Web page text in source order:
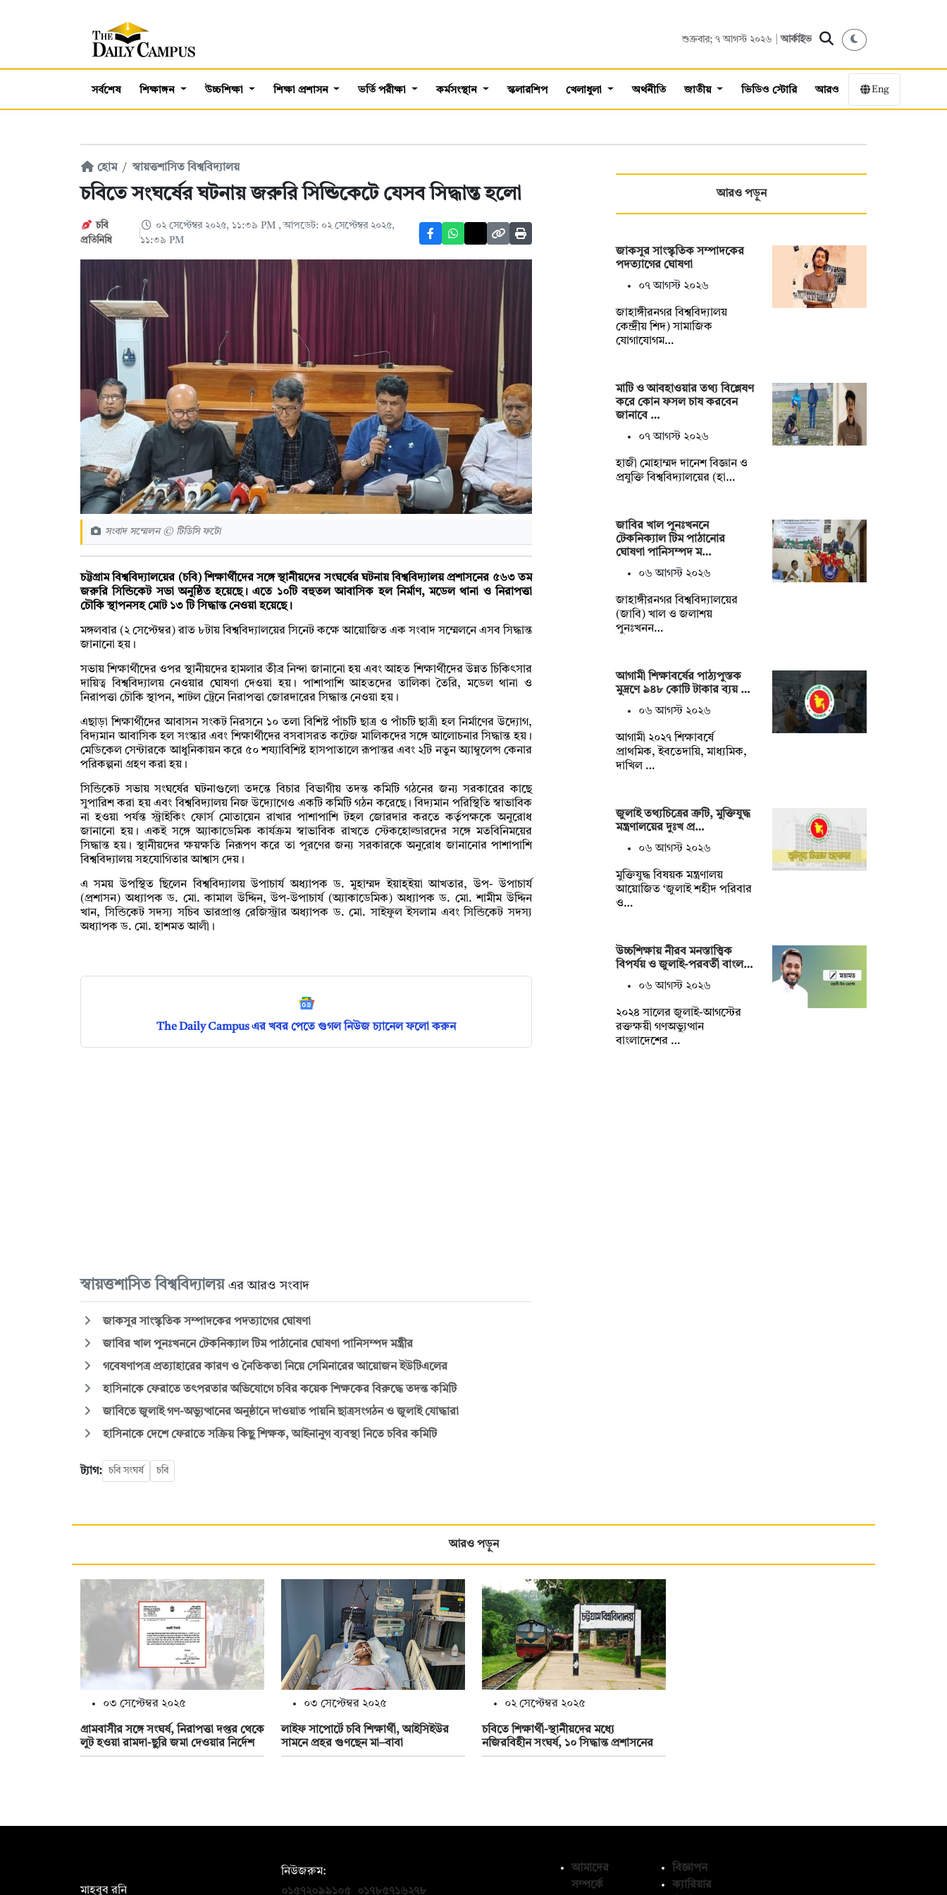
শুক্রবার; ৭ আগস্ট ২০২৬ |আর্কাইভ
সর্বশেষ শিক্ষাঙ্গন উচ্চশিক্ষা শিক্ষা প্রশাসন ভর্তি পরীক্ষা কর্মসংস্থান স্কলারশিপ খেলাধুলা অর্থনীতি জাতীয় ভিডিও স্টোরি আরও Eng
হোম স্বায়ত্তশাসিত বিশ্ববিদ্যালয়
চবিতে সংঘর্ষের ঘটনায় জরুরি সিন্ডিকেটে যেসব সিদ্ধান্ত হলো
চবি
প্রতিনিধি
০২ সেপ্টেম্বর ২০২৫, ১১:৩৯ PM , আপডেট: ০২ সেপ্টেম্বর ২০২৫,
১১:৩৯ PM
সংবাদ সম্মেলন © টিডিসি ফটো
চট্টগ্রাম বিশ্ববিদ্যালয়ের (চবি) শিক্ষার্থীদের সঙ্গে স্থানীয়দের সংঘর্ষের ঘটনায় বিশ্ববিদ্যালয় প্রশাসনের ৫৬৩ তম
জরুরি সিন্ডিকেট সভা অনুষ্ঠিত হয়েছে। এতে ১০টি বহুতল আবাসিক হল নির্মাণ, মডেল থানা ও নিরাপত্তা
চৌকি স্থাপনসহ মোট ১৩ টি সিদ্ধান্ত নেওয়া হয়েছে।
মঙ্গলবার (২ সেপ্টেম্বর) রাত ৮টায় বিশ্ববিদ্যালয়ের সিনেট কক্ষে আয়োজিত এক সংবাদ সম্মেলনে এসব সিদ্ধান্ত
জানানো হয়।
সভায় শিক্ষার্থীদের ওপর স্থানীয়দের হামলার তীব্র নিন্দা জানানো হয় এবং আহত শিক্ষার্থীদের উন্নত চিকিৎসার
দায়িত্ব বিশ্ববিদ্যালয় নেওয়ার ঘোষণা দেওয়া হয়। পাশাপাশি আহতদের তালিকা তৈরি, মডেল থানা ও
নিরাপত্তা চৌকি স্থাপন, শাটল ট্রেনে নিরাপত্তা জোরদারের সিদ্ধান্ত নেওয়া হয়।
এছাড়া শিক্ষার্থীদের আবাসন সংকট নিরসনে ১০ তলা বিশিষ্ট পাঁচটি ছাত্র ও পাঁচটি ছাত্রী হল নির্মাণের উদ্যোগ,
বিদ্যমান আবাসিক হল সংস্কার এবং শিক্ষার্থীদের বসবাসরত কটেজ মালিকদের সঙ্গে আলোচনার সিদ্ধান্ত হয়।
মেডিকেল সেন্টারকে আধুনিকায়ন করে ৫০ শয্যাবিশিষ্ট হাসপাতালে রূপান্তর এবং ২টি নতুন অ্যাম্বুলেন্স কেনার
পরিকল্পনা গ্রহণ করা হয়।
সিন্ডিকেট সভায় সংঘর্ষের ঘটনাগুলো তদন্তে বিচার বিভাগীয় তদন্ত কমিটি গঠনের জন্য সরকারের কাছে
সুপারিশ করা হয় এবং বিশ্ববিদ্যালয় নিজ উদ্যোগেও একটি কমিটি গঠন করেছে। বিদ্যমান পরিস্থিতি স্বাভাবিক
না হওয়া পর্যন্ত স্ট্রাইকিং ফোর্স মোতায়েন রাখার পাশাপাশি টহল জোরদার করতে কর্তৃপক্ষকে অনুরোধ
জানানো হয়। একই সঙ্গে অ্যাকাডেমিক কার্যক্রম স্বাভাবিক রাখতে স্টেকহোল্ডারদের সঙ্গে মতবিনিময়ের
সিদ্ধান্ত হয়। স্থানীয়দের ক্ষয়ক্ষতি নিরূপণ করে তা পূরণের জন্য সরকারকে অনুরোধ জানানোর পাশাপাশি
বিশ্ববিদ্যালয় সহযোগিতার আশ্বাস দেয়।
এ সময় উপস্থিত ছিলেন বিশ্ববিদ্যালয় উপাচার্য অধ্যাপক ড. মুহাম্মদ ইয়াহ্ইয়া আখতার, উপ- উপাচার্য
(প্রশাসন) অধ্যাপক ড. মো. কামাল উদ্দিন, উপ-উপাচার্য (অ্যাকাডেমিক) অধ্যাপক ড. মো. শামীম উদ্দিন
খান, সিন্ডিকেট সদস্য সচিব ভারপ্রাপ্ত রেজিস্ট্রার অধ্যাপক ড. মো. সাইফুল ইসলাম এবং সিন্ডিকেট সদস্য
অধ্যাপক ড. মো. হাশমত আলী।
The Daily Campus এর খবর পেতে গুগল নিউজ চ্যানেল ফলো করুন
স্বায়ত্তশাসিত বিশ্ববিদ্যালয় এর আরও সংবাদ
জাকসুর সাংস্কৃতিক সম্পাদকের পদত্যাগের ঘোষণা
জাবির খাল পুনঃখননে টেকনিক্যাল টিম পাঠানোর ঘোষণা পানিসম্পদ মন্ত্রীর
গবেষণাপত্র প্রত্যাহারের কারণ ও নৈতিকতা নিয়ে সেমিনারের আয়োজন ইউটিএলের
হাসিনাকে ফেরাতে তৎপরতার অভিযোগে চবির কয়েক শিক্ষকের বিরুদ্ধে তদন্ত কমিটি
জাবিতে জুলাই গণ-অভ্যুত্থানের অনুষ্ঠানে দাওয়াত পায়নি ছাত্রসংগঠন ও জুলাই যোদ্ধারা
হাসিনাকে দেশে ফেরাতে সক্রিয় কিছু শিক্ষক, আইনানুগ ব্যবস্থা নিতে চবির কমিটি
ট্যাগ: চবি সংঘর্ষ চবি
আরও পড়ুন
জাকসুর সাংস্কৃতিক সম্পাদকের
পদত্যাগের ঘোষণা
০৭ আগস্ট ২০২৬
‎জাহাঙ্গীরনগর বিশ্ববিদ্যালয়
কেন্দ্রীয় শিদ) সামাজিক
যোগাযোগম…
মাটি ও আবহাওয়ার তথ্য বিশ্লেষণ
করে কোন ফসল চাষ করবেন
জানাবে …
০৭ আগস্ট ২০২৬
হাজী মোহাম্মদ দানেশ বিজ্ঞান ও
প্রযুক্তি বিশ্ববিদ্যালয়ের (হা…
জাবির খাল পুনঃখননে
টেকনিক্যাল টিম পাঠানোর
ঘোষণা পানিসম্পদ ম…
০৬ আগস্ট ২০২৬
‎‎জাহাঙ্গীরনগর বিশ্ববিদ্যালয়ের
(জাবি) খাল ও জলাশয়
পুনঃখনন…
আগামী শিক্ষাবর্ষের পাঠ্যপুস্তক
মুদ্রণে ৯৪৮ কোটি টাকার ব্যয় …
০৬ আগস্ট ২০২৬
আগামী ২০২৭ শিক্ষাবর্ষে
প্রাথমিক, ইবতেদায়ি, মাধ্যমিক,
দাখিল …
জুলাই তথ্যচিত্রের ত্রুটি, মুক্তিযুদ্ধ
মন্ত্রণালয়ের দুঃখ প্র…
০৬ আগস্ট ২০২৬
মুক্তিযুদ্ধ বিষয়ক মন্ত্রণালয়
আয়োজিত ‘জুলাই শহীদ পরিবার
ও…
উচ্চশিক্ষায় নীরব মনস্তাত্ত্বিক
বিপর্যয় ও জুলাই-পরবর্তী বাংল…
০৬ আগস্ট ২০২৬
২০২৪ সালের জুলাই-আগস্টের
রক্তক্ষয়ী গণঅভ্যুত্থান
বাংলাদেশের …
আরও পড়ুন
০৩ সেপ্টেম্বর ২০২৫
গ্রামবাসীর সঙ্গে সংঘর্ষ, নিরাপত্তা দপ্তর থেকে
লুট হওয়া রামদা-ছুরি জমা দেওয়ার নির্দেশ
০৩ সেপ্টেম্বর ২০২৫
লাইফ সাপোর্টে চবি শিক্ষার্থী, আইসিইউর
সামনে প্রহর গুণছেন মা–বাবা
০২ সেপ্টেম্বর ২০২৫
চবিতে শিক্ষার্থী-স্থানীয়দের মধ্যে
নজিরবিহীন সংঘর্ষ, ১০ সিদ্ধান্ত প্রশাসনের
মাহবুব রনি
নিউজরুম:
০১৫৭২০৯৯১০৫
০১৭৮৫৭১৬২৭৮
আমাদের
সম্পর্কে
বিজ্ঞাপন
ক্যারিয়ার